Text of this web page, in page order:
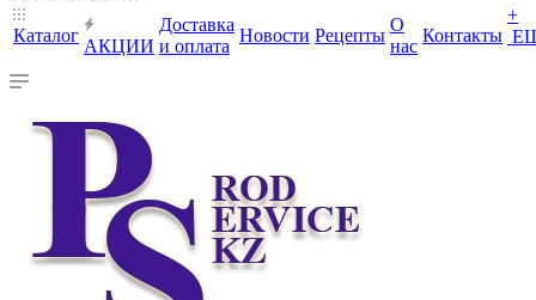
Каталог
АКЦИИ
Доставка
и оплата
Новости Рецепты
О
нас
Контакты
+